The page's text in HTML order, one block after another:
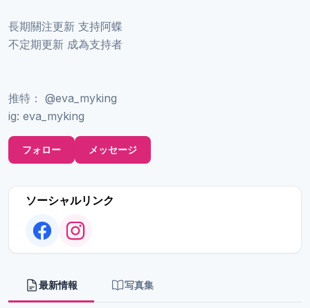
長期關注更新 支持阿蝶
不定期更新 成為支持者
推特： @eva_myking
ig: eva_myking
フォロー メッセージ
ソーシャルリンク
最新情報 写真集